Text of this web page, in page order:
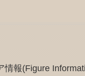
情報(Figure